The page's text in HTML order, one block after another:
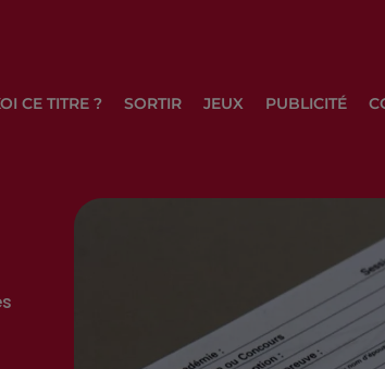
CE TITRE ? SORTIR JEUX PUBLICITÉ